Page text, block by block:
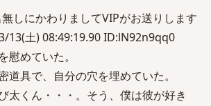
しにかわりましてVIPがお送りします
13(土) 08:49:19.90 ID:lN92n9qq0
慰めていた。
道具で、自分の穴を埋めていた。
太くん・・・。そう、僕は彼が好き